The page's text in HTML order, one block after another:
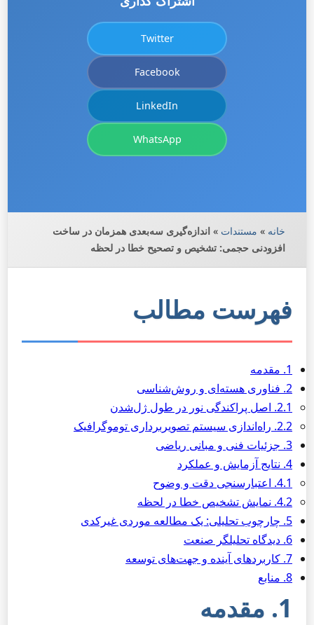
Twitter
Facebook
LinkedIn
WhatsApp
خانه » مستندات » اندازه‌گیری سه‌بعدی همزمان در ساخت
افزودنی حجمی: تشخیص و تصحیح خطا در لحظه
فهرست مطالب
1. مقدمه
2. فناوری هسته‌ای و روش‌شناسی
2.1. اصل پراکندگی نور در طول ژل‌شدن
2.2. راه‌اندازی سیستم تصویربرداری توموگرافیک
3. جزئیات فنی و مبانی ریاضی
4. نتایج آزمایش و عملکرد
4.1. اعتبارسنجی دقت و وضوح
4.2. نمایش تشخیص خطا در لحظه
5. چارچوب تحلیلی: یک مطالعه موردی غیرکدی
6. دیدگاه تحلیلگر صنعت
7. کاربردهای آینده و جهت‌های توسعه
8. منابع
1. مقدمه